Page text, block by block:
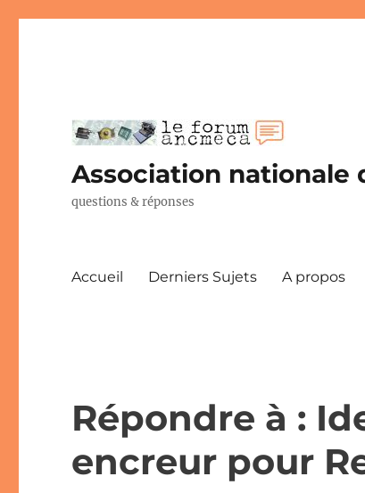
Association nationale
questions & réponses
Accueil Derniers Sujets A propos
Répondre à :
encreur pour